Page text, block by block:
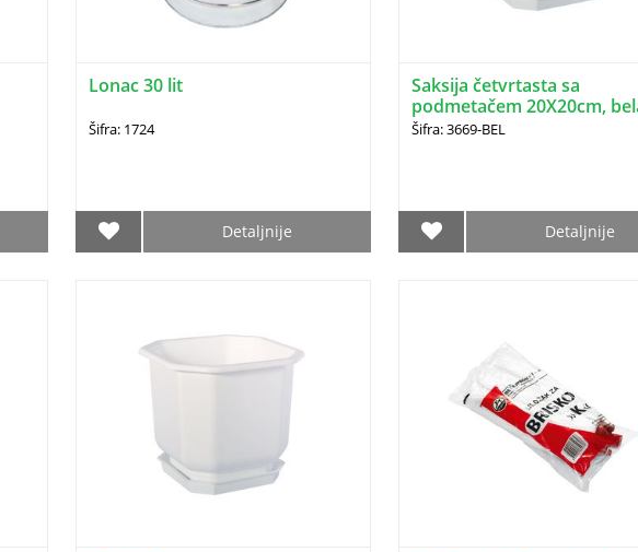
Lonac 30 lit
Šifra: 1724
Detaljnije
Saksija četvrtasta sa
podmetačem 20X20cm,
DRINA
Šifra: 3669-BEL
Detaljnije